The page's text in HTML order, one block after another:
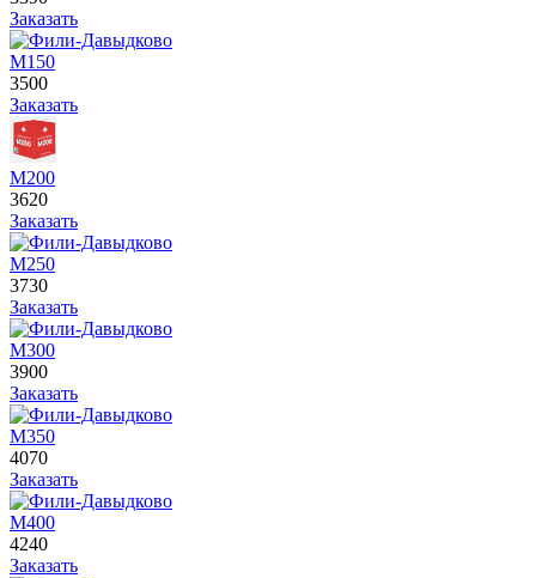
Заказать
М150
3500
Заказать
М200
3620
Заказать
М250
3730
Заказать
М300
3900
Заказать
М350
4070
Заказать
М400
4240
Заказать